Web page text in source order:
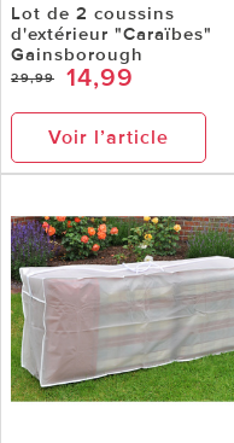
Lot de 2 coussins
d'extérieur "Caraïbes"
Gainsborough
29,99 14,99
Voir l’article